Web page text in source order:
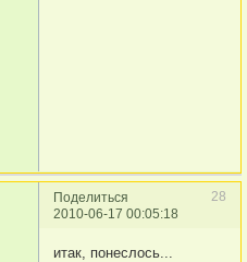
Поделиться
28
2010-06-17 00:05:18
итак, понеслось...